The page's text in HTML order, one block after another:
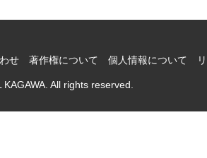
せ 著作権について 個人情報について
All rights reserved.